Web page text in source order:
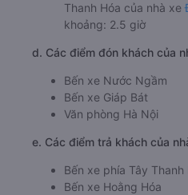
Thanh Hóa của nhà xe
khoảng: 2.5 giờ
d. Các điểm đón khách của
Bến xe Nước Ngầm
Bến xe Giáp Bát
Văn phòng Hà Nội
e. Các điểm trả khách của
Bến xe phía Tây Thanh
Bến xe Hoằng Hóa